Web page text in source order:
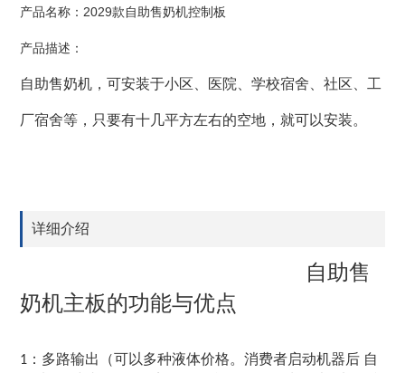
产品名称：2029款自助售奶机控制板
产品描述：
自助售奶机，可安装于小区、医院、学校宿舍、社区、工
厂宿舍等，只要有十几平方左右的空地，就可以安装。
详细介绍
自助售
奶机主板的功能与优点
1：多路输出（可以多种液体价格。消费者启动机器后 自